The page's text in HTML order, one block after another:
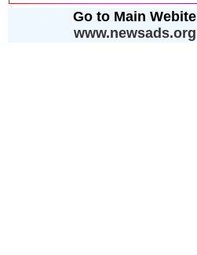
Go to Main Webite
www.newsads.org